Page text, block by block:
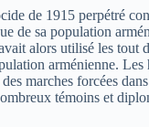
de 1915 perpétré
de sa population
alors utilisé les
arménienne.
marches forcées
témoins et